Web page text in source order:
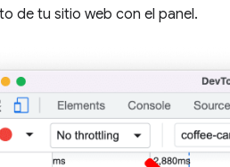
de tu sitio web con el panel.